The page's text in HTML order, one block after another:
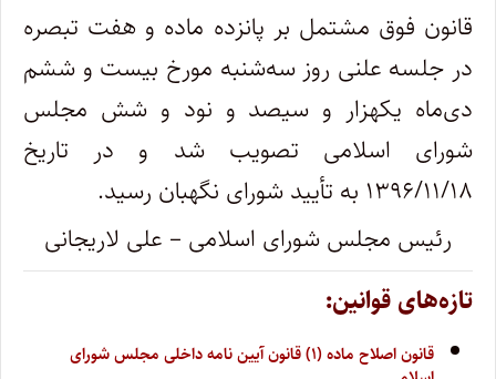
قانون فوق مشتمل بر پانزده ماده و هفت تبصره
در جلسه علنی روز سه‌شنبه مورخ بیست ‌و ششم
دی‌ماه یکهزار و سیصد و نود و شش مجلس
شورای اسلامی تصویب شد و در تاریخ
۱۳۹۶/۱۱/۱۸ به تأیید شورای نگهبان رسید.
رئیس مجلس شورای اسلامی – علی لاریجانی
تازه‌های قوانین:
قانون اصلاح ماده (۱) قانون آیین نامه داخلی مجلس شورای